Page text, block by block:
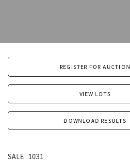
REGISTER FOR AUCTION
VIEW LOTS
DOWNLOAD RESULTS
SALE 1031